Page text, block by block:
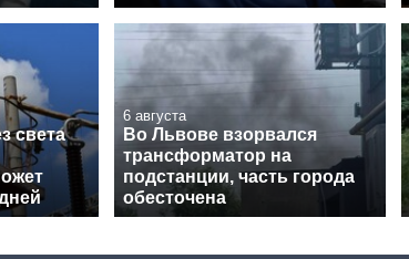
света
6 августа
Во Львове взорвался
трансформатор на
подстанции, часть города
обесточена